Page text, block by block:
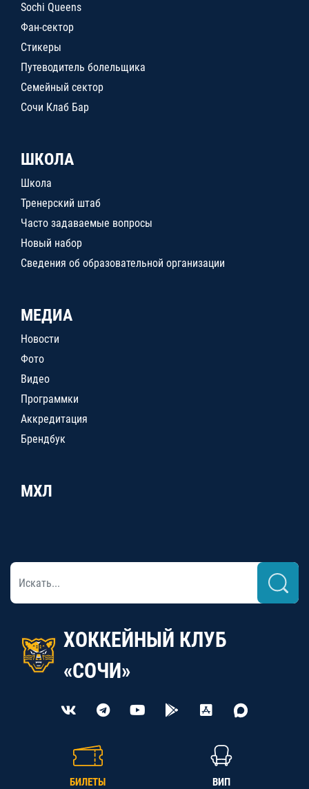
Sochi Queens
Фан-сектор
Стикеры
Путеводитель болельщика
Семейный сектор
Сочи Клаб Бар
ШКОЛА
Школа
Тренерский штаб
Часто задаваемые вопросы
Новый набор
Сведения об образовательной организации
МЕДИА
Новости
Фото
Видео
Программки
Аккредитация
Брендбук
МХЛ
ХОККЕЙНЫЙ КЛУБ
«СОЧИ»
БИЛЕТЫ ВИП